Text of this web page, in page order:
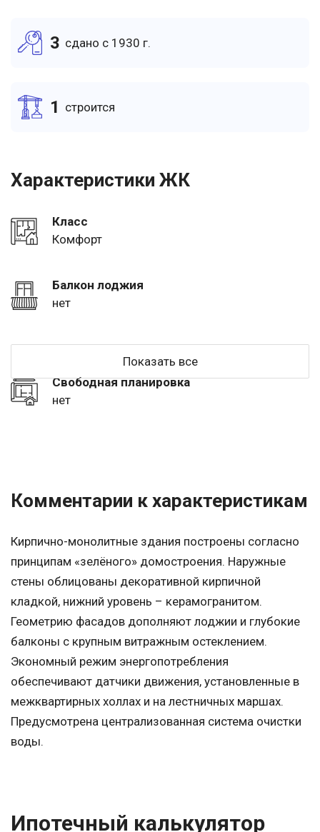
3 cдано c 1930 г.
1 cтроится
Характеристики ЖК
Класс
Комфорт
Балкон лоджия
нет
Показать все
Свободная планировка
нет
Комментарии к характеристикам
Кирпично-монолитные здания построены согласно
принципам «зелёного» домостроения. Наружные
стены облицованы декоративной кирпичной
кладкой, нижний уровень – керамогранитом.
Геометрию фасадов дополняют лоджии и глубокие
балконы с крупным витражным остеклением.
Экономный режим энергопотребления
обеспечивают датчики движения, установленные в
межквартирных холлах и на лестничных маршах.
Предусмотрена централизованная система очистки
воды.
Ипотечный калькулятор